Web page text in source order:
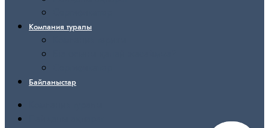
Компания туралы
Байланыстар